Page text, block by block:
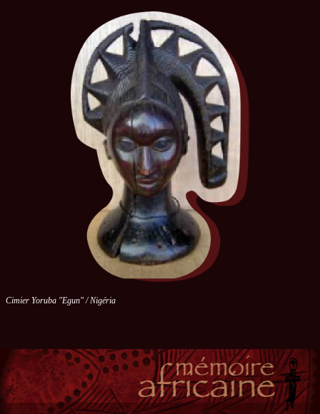
Cimier Yoruba "Egun" / Nigéria